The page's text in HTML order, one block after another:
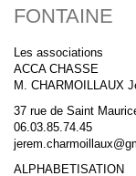
Les associations
ACCA CHASSE
M. CHARMOILLAUX
37 rue de Saint
06.03.85.74.45
ALPHABETISATION